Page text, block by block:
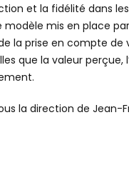
et la fidélité dans
modèle mis en place
la prise en compte de
que la valeur perçue,
la direction de Jean-